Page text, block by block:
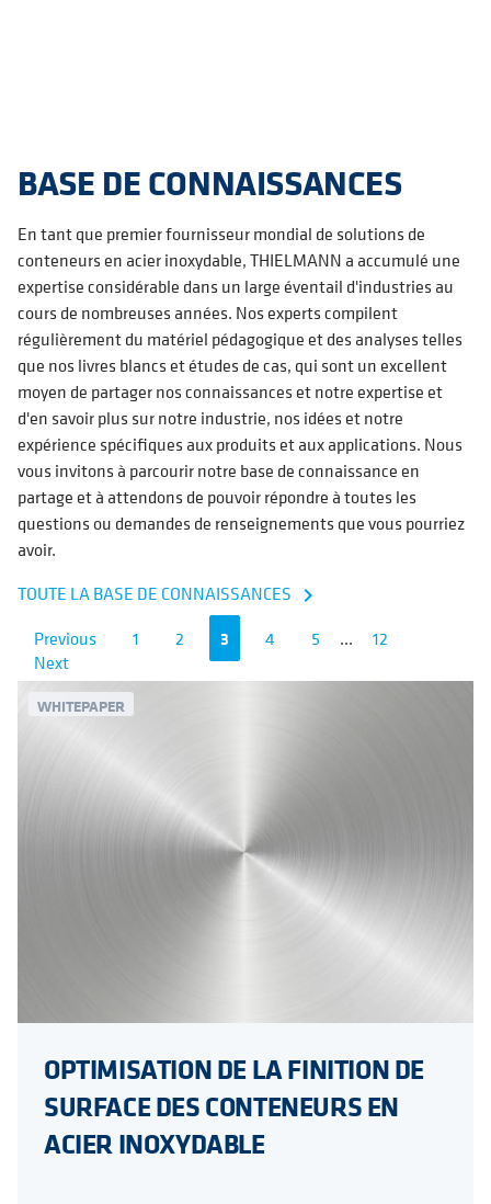
BASE DE CONNAISSANCES
En tant que premier fournisseur mondial de solutions de
conteneurs en acier inoxydable, THIELMANN a accumulé une
expertise considérable dans un large éventail d'industries au
cours de nombreuses années. Nos experts compilent
régulièrement du matériel pédagogique et des analyses telles
que nos livres blancs et études de cas, qui sont un excellent
moyen de partager nos connaissances et notre expertise et
d'en savoir plus sur notre industrie, nos idées et notre
expérience spécifiques aux produits et aux applications. Nous
vous invitons à parcourir notre base de connaissance en
partage et à attendons de pouvoir répondre à toutes les
questions ou demandes de renseignements que vous pourriez
avoir.
TOUTE LA BASE DE CONNAISSANCES navigate_next
Previous 1 2 3 4 5 ...
12
Next
WHITEPAPER
OPTIMISATION DE LA FINITION DE
SURFACE DES CONTENEURS EN
ACIER INOXYDABLE